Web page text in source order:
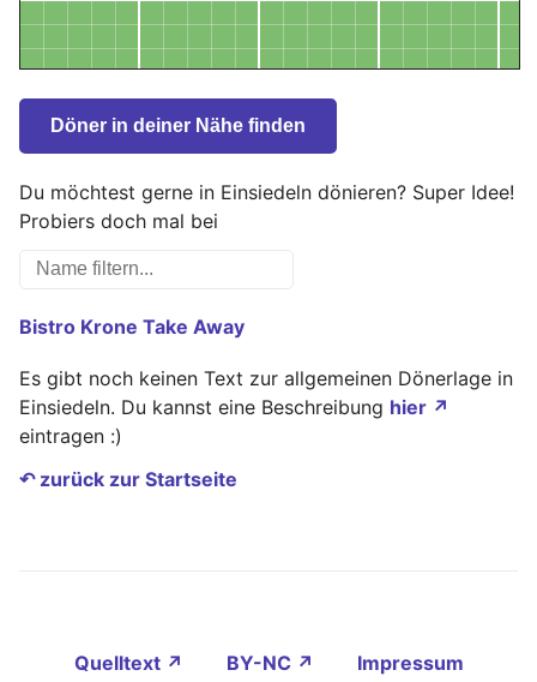
Döner in deiner Nähe finden
Du möchtest gerne in Einsiedeln dönieren? Super Idee!
Probiers doch mal bei
Bistro Krone Take Away
Es gibt noch keinen Text zur allgemeinen Dönerlage in
Einsiedeln. Du kannst eine Beschreibung hier ↗
eintragen :)
↶ zurück zur Startseite
Quelltext ↗ BY-NC ↗
Impressum